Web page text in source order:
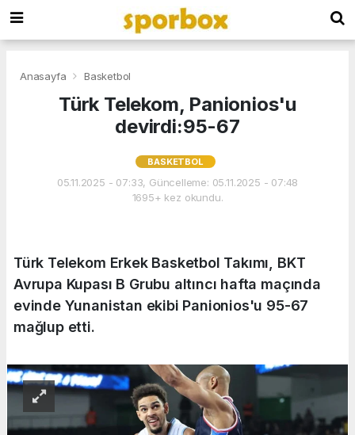
Anasayfa Basketbol
Türk Telekom, Panionios'u
devirdi:95-67
BASKETBOL
05.11.2025 - 07:33, Güncelleme: 05.11.2025 - 07:48
1695+ kez okundu.
Türk Telekom Erkek Basketbol Takımı, BKT
Avrupa Kupası B Grubu altıncı hafta maçında
evinde Yunanistan ekibi Panionios'u 95-67
mağlup etti.